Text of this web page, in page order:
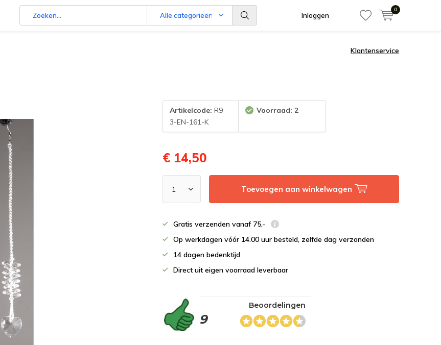
Alle categorieën Inloggen
0
Klantenservice
Artikelcode: R9-
3-EN-161-K
Voorraad: 2
€ 14,50
Toevoegen aan winkelwagen
Gratis verzenden vanaf 75,-
Op werkdagen vóór 14.00 uur besteld, zelfde dag verzonden
14 dagen bedenktijd
Direct uit eigen voorraad leverbaar
9
Beoordelingen